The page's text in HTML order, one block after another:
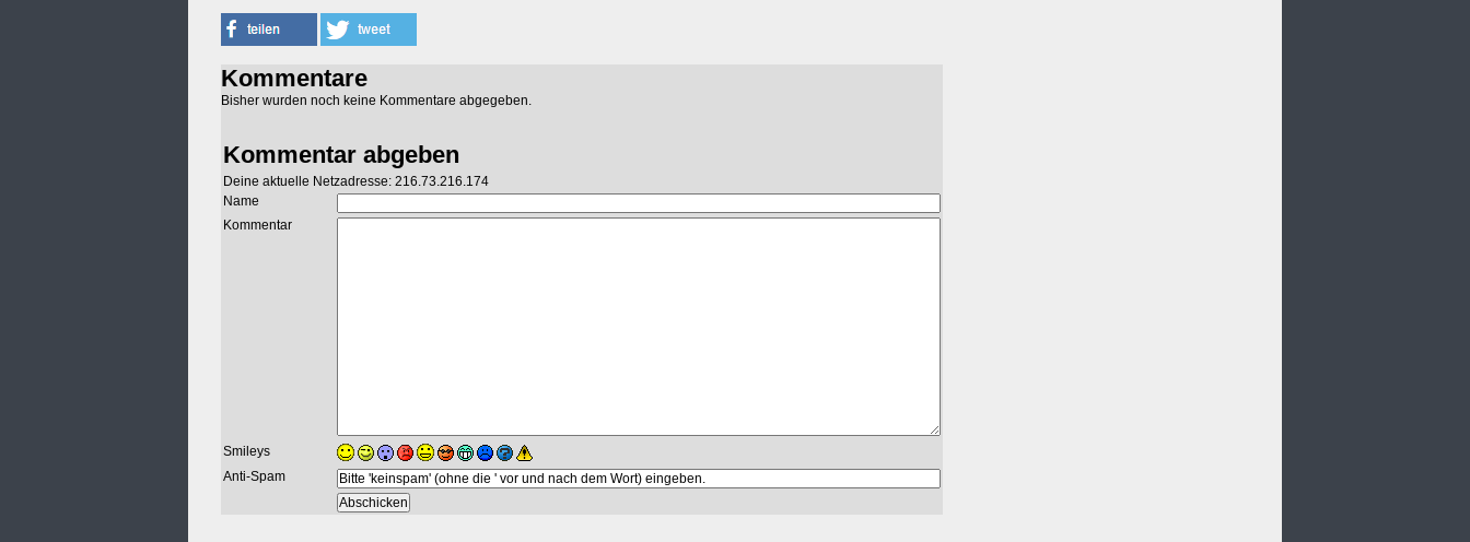
Kommentare
Bisher wurden noch keine Kommentare abgegeben.
Kommentar abgeben
Deine aktuelle Netzadresse: 216.73.216.174
Name
Kommentar
Smileys
Anti-Spam